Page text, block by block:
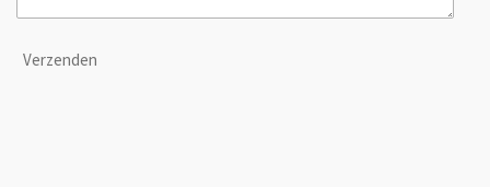
Verzenden